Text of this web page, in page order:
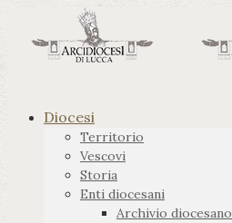
Diocesi
Territorio
Vescovi
Storia
Enti diocesani
Archivio diocesano